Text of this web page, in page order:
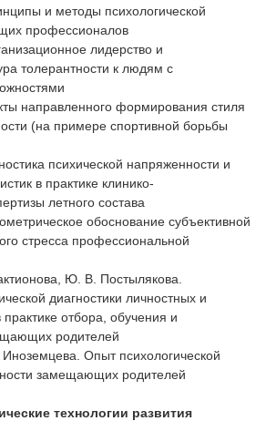
и методы психологической
профессионалов
лидерство и
толерантности к людям с
направленного формирования стиля
(на примере спортивной борьбы
психической напряженности и
в практике клинико-
летного состава
обоснование субъективной
стресса профессиональной
Ю. В. Постылякова.
диагностики личностных и
отбора, обучения и
родителей
Опыт психологической
замещающих родителей
технологии развития